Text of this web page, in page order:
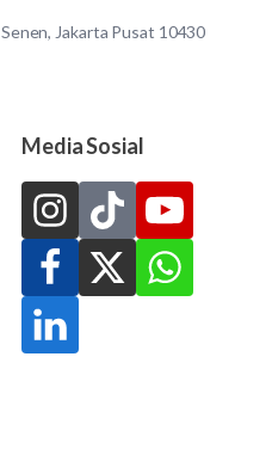
Jakarta Pusat 10430
Media Sosial